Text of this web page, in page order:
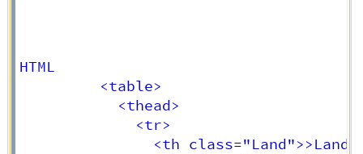
HTML
         <table>
             <tr>